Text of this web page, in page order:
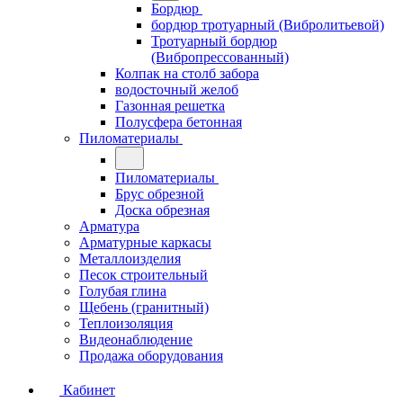
Бордюр
бордюр тротуарный (Вибролитьевой)
Тротуарный бордюр
(Вибропрессованный)
Колпак на столб забора
водосточный желоб
Газонная решетка
Полусфера бетонная
Пиломатериалы
Пиломатериалы
Брус обрезной
Доска обрезная
Арматура
Арматурные каркасы
Металлоизделия
Песок строительный
Голубая глина
Щебень (гранитный)
Теплоизоляция
Видеонаблюдение
Продажа оборудования
Кабинет